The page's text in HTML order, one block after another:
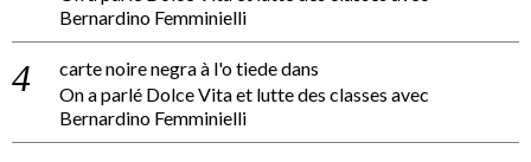
Bernardino Femminielli
carte noire negra à l'o tiededans
On a parlé Dolce Vita et lutte des classes avec
Bernardino Femminielli